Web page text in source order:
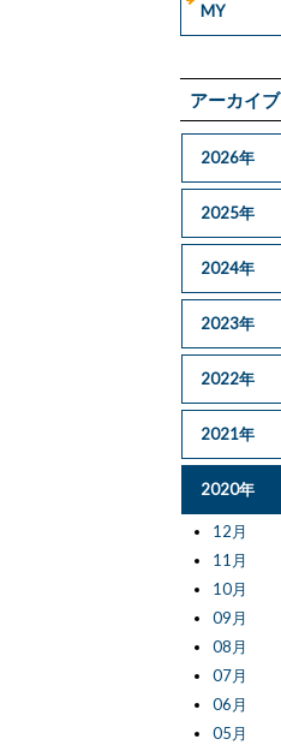
MY
アーカイブ
2026年
2025年
2024年
2023年
2022年
2021年
2020年
12月
11月
10月
09月
08月
07月
06月
05月